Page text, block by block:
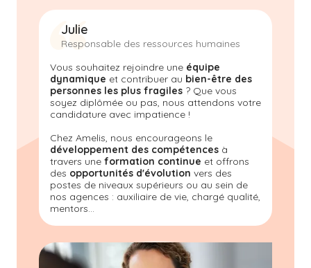
Julie
Responsable des ressources humaines
Vous souhaitez rejoindre une équipe
dynamique et contribuer au bien-être des
personnes les plus fragiles ? Que vous
soyez diplômée ou pas, nous attendons votre
candidature avec impatience !
Chez Amelis, nous encourageons le
développement des compétences à
travers une formation continue et offrons
des opportunités d'évolution vers des
postes de niveaux supérieurs ou au sein de
nos agences : auxiliaire de vie, chargé qualité,
mentors...